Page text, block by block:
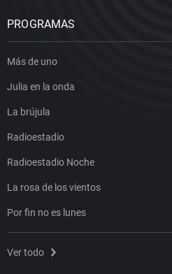
PROGRAMAS
Más de uno
Julia en la onda
La brújula
Radioestadio
Radioestadio Noche
La rosa de los vientos
Por fin no es lunes
Ver todo